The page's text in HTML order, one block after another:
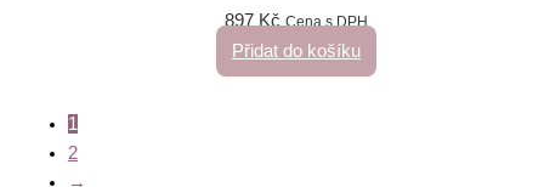
897 Kč Cena s DPH
Přidat do košíku
1
2
→